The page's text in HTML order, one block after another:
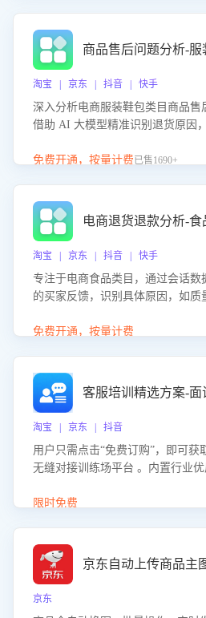
商品售后问题分析-
淘宝 | 京东 | 抖音 | 快手
深入分析电商服装鞋包类目商品售
借助 AI 大模型精准识别退货原因
议，助力商家优化产品或服务，实
免费开通，按量计费已售1690+
电商退货退款分析-
淘宝 | 京东 | 抖音 | 快手
专注于电商食品类目，通过会话数
的买家反馈，识别具体原因，如质
商家降低退款率，提升售后效率。
免费开通，按量计费
客服培训精选方案-
淘宝 | 京东 | 抖音
用户只需点击“免费订购”，即可获
无缝对接训练场平台 。内置行业
初始化时间，助力企业快速启动智
限时免费
京东自动上传商品主
京东